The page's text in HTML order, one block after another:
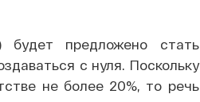
предложено стать
с нуля. Поскольку
не более 20%, то речь